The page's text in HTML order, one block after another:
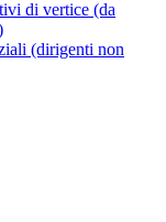
di vertice (da
(dirigenti non